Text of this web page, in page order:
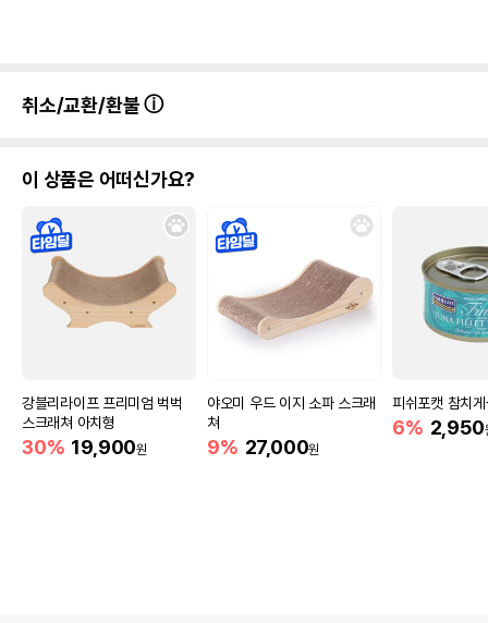
취소/교환/환불
이 상품은 어떠신가요?
강블리라이프 프리미엄 벅벅
스크래쳐 아치형
30% 19,900원
야오미 우드 이지 소파 스크래
쳐
9% 27,000원
피쉬포캣 참치
6% 2,950